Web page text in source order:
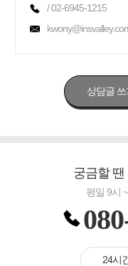
/ 02-6945-1215
상담글 쓰
궁금할
평일 9시
24시